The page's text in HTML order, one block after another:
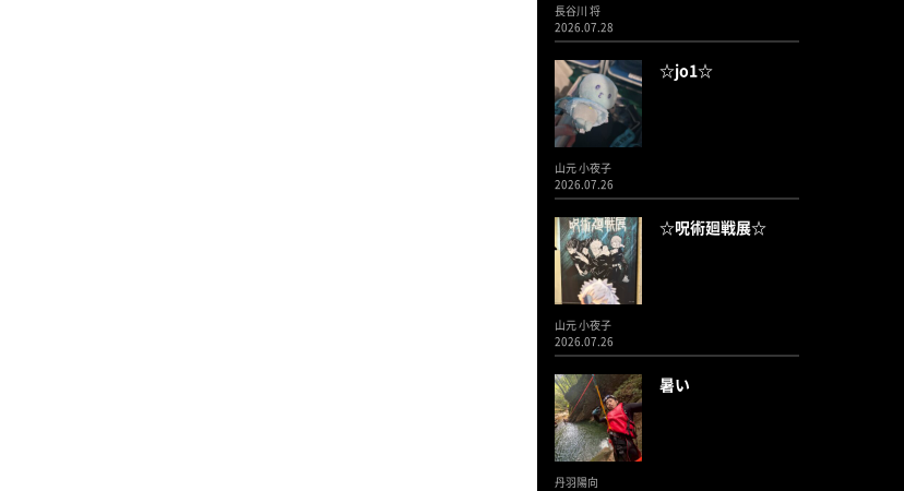
長谷川 将
2026.07.28
☆jo1☆
山元 小夜子
2026.07.26
☆呪術廻戦展☆
山元 小夜子
2026.07.26
暑い
丹羽陽向